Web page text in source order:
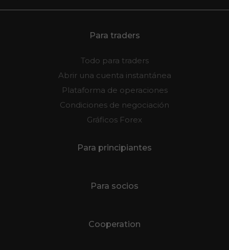
Para traders
Todo para traders
Abrir una cuenta instantánea
Plataforma de operaciones
Condiciones de negociación
Gráficos Forex
Para principiantes
Para socios
Cooperation